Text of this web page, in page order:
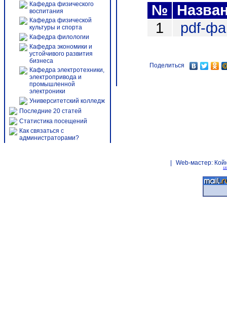
Кафедра физического
воспитания
Кафедра физической
культуры и спорта
Кафедра филологии
Кафедра экономики и
устойчивого развития
бизнеса
Кафедра электротехники,
электропривода и
промышленной
электроники
Университетский колледж
Последние 20 статей
Статистика посещений
Как связаться с
администраторами?
№
1
pdf-
Поделиться
Web-мастер: